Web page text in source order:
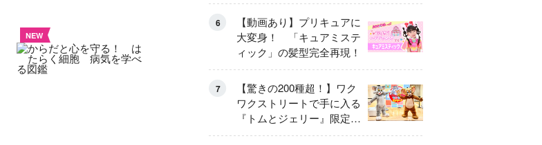
NEW
6
【動画あり】プリキュアに
大変身！ 「キュアミステ
ィック」の髪型完全再現！
7
【驚きの200種超！】ワク
ワクストリートで手に入る
『トムとジェリー』限定グ
ッズ特集